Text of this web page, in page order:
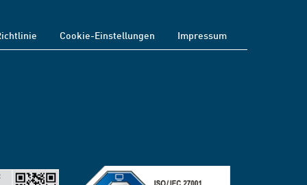
Cookie-Einstellungen Impressum